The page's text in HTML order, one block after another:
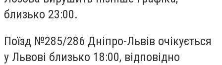
близько 23:00.
Поїзд №285/286 Дніпро-Львів очікується
у Львові близько 18:00, відповідно